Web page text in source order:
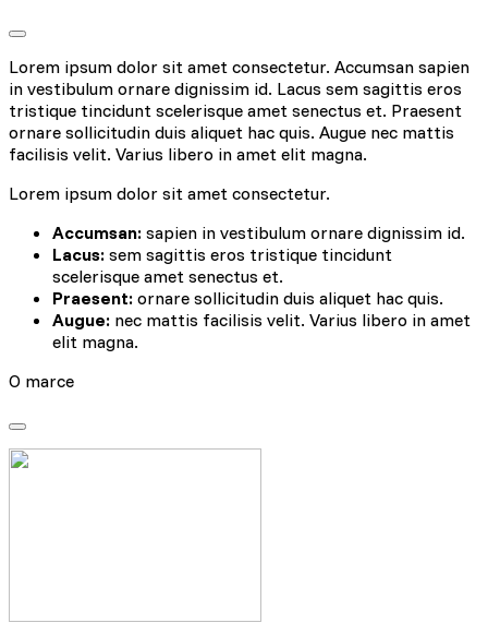
Lorem ipsum dolor sit amet consectetur. Accumsan sapien
in vestibulum ornare dignissim id. Lacus sem sagittis eros
tristique tincidunt scelerisque amet senectus et. Praesent
ornare sollicitudin duis aliquet hac quis. Augue nec mattis
facilisis velit. Varius libero in amet elit magna.
Lorem ipsum dolor sit amet consectetur.
Accumsan: sapien in vestibulum ornare dignissim id.
Lacus: sem sagittis eros tristique tincidunt
scelerisque amet senectus et.
Praesent: ornare sollicitudin duis aliquet hac quis.
Augue: nec mattis facilisis velit. Varius libero in amet
elit magna.
O marce